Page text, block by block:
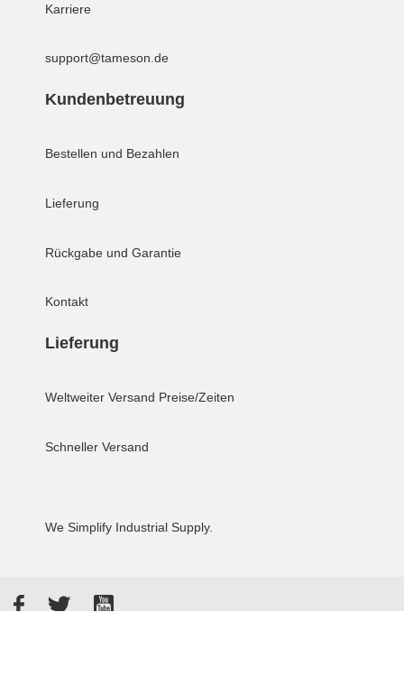
Karriere
support@tameson.de
Kundenbetreuung
Bestellen und Bezahlen
Lieferung
Rückgabe und Garantie
Kontakt
Lieferung
Weltweiter Versand Preise/Zeiten
Schneller Versand
We Simplify Industrial Supply.
FacebookTwitterYouTube